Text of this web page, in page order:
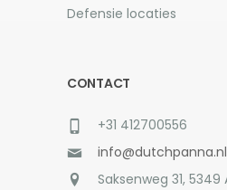
Defensie locaties
CONTACT
+31 412700556
info@dutchpanna.nl
Saksenweg 31, 5349